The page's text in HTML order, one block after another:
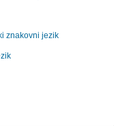
znakovni jezik